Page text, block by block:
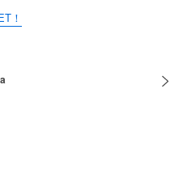
！